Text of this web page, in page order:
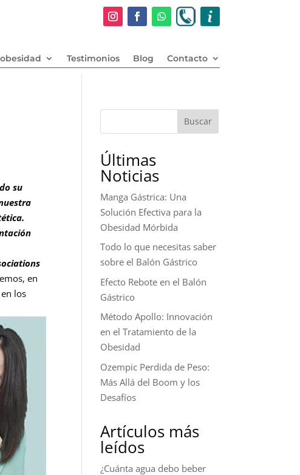
Testimonios Blog Contacto
su
en
los
Buscar
Últimas
Noticias
Manga Gástrica: Una
Solución Efectiva para la
Obesidad Mórbida
Todo lo que necesitas saber
sobre el Balón Gástrico
Efecto Rebote en el Balón
Gástrico
Método Apollo: Innovación
en el Tratamiento de la
Obesidad
Ozempic Perdida de Peso:
Más Allá del Boom y los
Desafíos
Artículos más
leídos
¿Cuánta agua debo beber